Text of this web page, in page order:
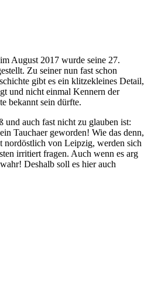
August 2017 wurde seine 27.
Zu seiner nun fast schon
gibt es ein klitzekleines Detail,
und nicht einmal Kennern der
bekannt sein dürfte.
und auch fast nicht zu glauben ist:
Tauchaer geworden! Wie das denn,
nordöstlich von Leipzig, werden sich
irritiert fragen. Auch wenn es arg
Deshalb soll es hier auch